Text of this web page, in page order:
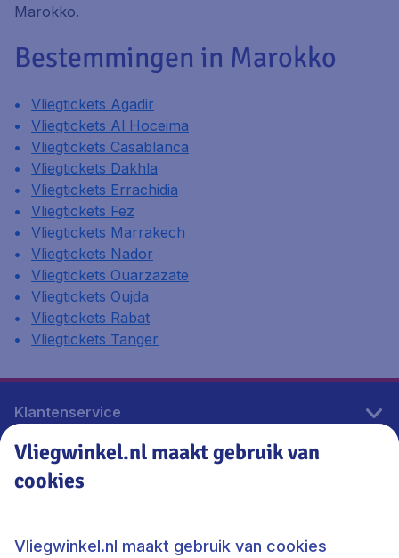
Marokko.
Bestemmingen in Marokko
Vliegtickets Agadir
Vliegtickets Al Hoceima
Vliegtickets Casablanca
Vliegtickets Dakhla
Vliegtickets Errachidia
Vliegtickets Fez
Vliegtickets Marrakech
Vliegtickets Nador
Vliegtickets Ouarzazate
Vliegtickets Oujda
Vliegtickets Rabat
Vliegtickets Tanger
Klantenservice
Vliegwinkel.nl
Thema's
Vliegwinkel.nl maakt gebruik van
cookies
Vliegwinkel.nl maakt gebruik van cookies